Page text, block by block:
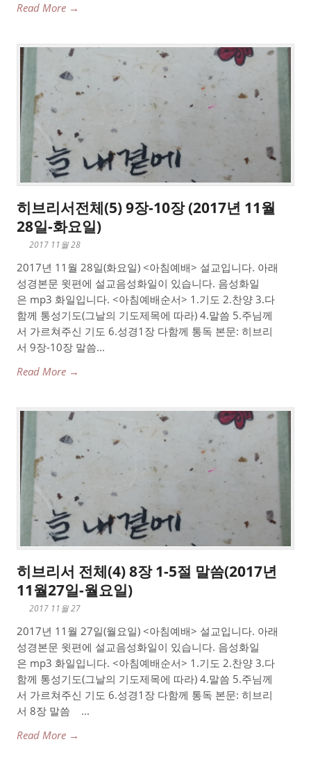
Read More →
히브리서전체(5) 9장-10장 (2017년 11월
28일-화요일)
2017 11월 28
2017년 11월 28일(화요일) <아침예배> 설교입니다. 아래
성경본문 윗편에 설교음성화일이 있습니다. 음성화일
은 mp3 화일입니다. <아침예배순서> 1.기도 2.찬양 3.다
함께 통성기도(그날의 기도제목에 따라) 4.말씀 5.주님께
서 가르쳐주신 기도 6.성경1장 다함께 통독 본문: 히브리
서 9장-10장 말씀...
Read More →
히브리서 전체(4) 8장 1-5절 말씀(2017년
11월27일-월요일)
2017 11월 27
2017년 11월 27일(월요일) <아침예배> 설교입니다. 아래
성경본문 윗편에 설교음성화일이 있습니다. 음성화일
은 mp3 화일입니다. <아침예배순서> 1.기도 2.찬양 3.다
함께 통성기도(그날의 기도제목에 따라) 4.말씀 5.주님께
서 가르쳐주신 기도 6.성경1장 다함께 통독 본문: 히브리
서 8장 말씀 ...
Read More →